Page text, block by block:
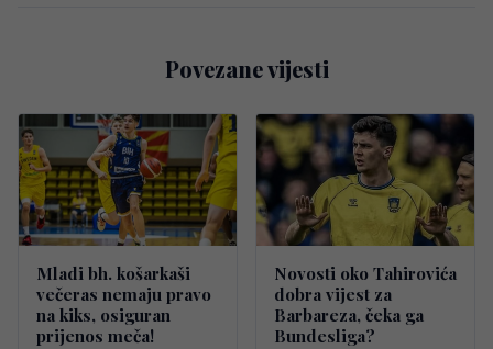
Povezane vijesti
Mladi bh. košarkaši
večeras nemaju pravo
na kiks, osiguran
prijenos meča!
Novosti oko Tahirovića
dobra vijest za
Barbareza, čeka ga
Bundesliga?